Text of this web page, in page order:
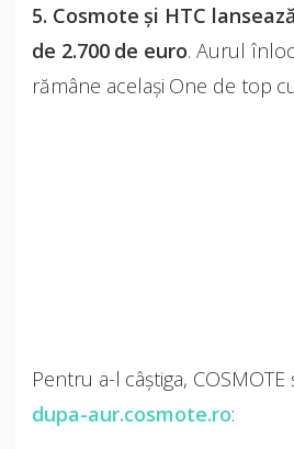
5. Cosmote și HTC
de 2.700 de euro. Aurul
rămâne același One de top
Pentru a-l câștiga,
dupa-aur.cosmote.ro: